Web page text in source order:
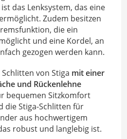
das Lenksystem, das eine
Zudem besitzen
die ein
und eine Kordel, an
gezogen werden kann.
von Stiga mit einer
und Rückenlehne
bequemen Sitzkomfort
die Stiga-Schlitten für
aus hochwertigem
robust und langlebig ist.